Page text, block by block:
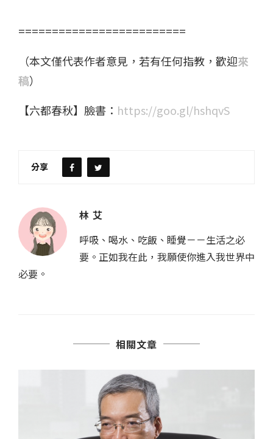
=========================
（本文僅代表作者意見，若有任何指教，歡迎來
稿）
【六都春秋】臉書： https://goo.gl/hshqvS
分享
林 艾
呼吸、喝水、吃飯、睡覺－－生活之必
要。正如我在此，我願使你進入我世界中
必要。
相關文章